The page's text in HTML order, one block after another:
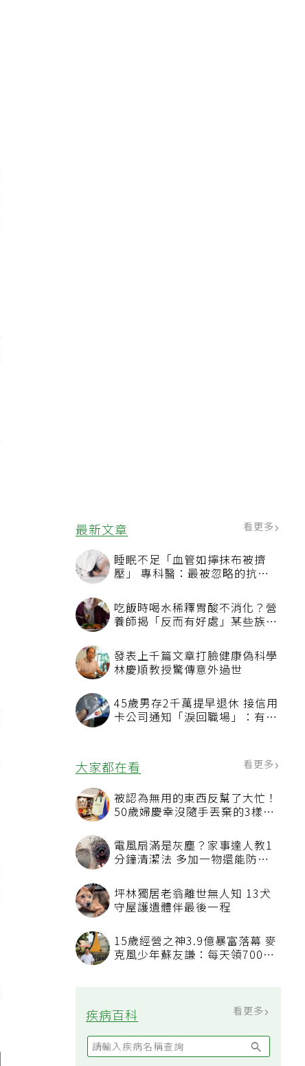
最新文章 看更多
睡眠不足「血管如擰抹布被擠
壓」 專科醫：最被忽略的抗老
吃飯時喝水稀釋胃酸不消化？營
養師揭「反而有好處」某些族群
發表上千篇文章打臉健康偽科學
林慶順教授驚傳意外過世
45歲男存2千萬提早退休 接信用
卡公司通知「淚回職場」：有錢
大家都在看 看更多
被認為無用的東西反幫了大忙！
50歲婦慶幸沒隨手丟棄的3樣物
電風扇滿是灰塵？家事達人教1
分鐘清潔法 多加一物還能防髒
坪林獨居老翁離世無人知 13犬
守屋護遺體伴最後一程
15歲經營之神3.9億暴富落幕 麥
克風少年蘇友謙：每天領700元
疾病百科 看更多